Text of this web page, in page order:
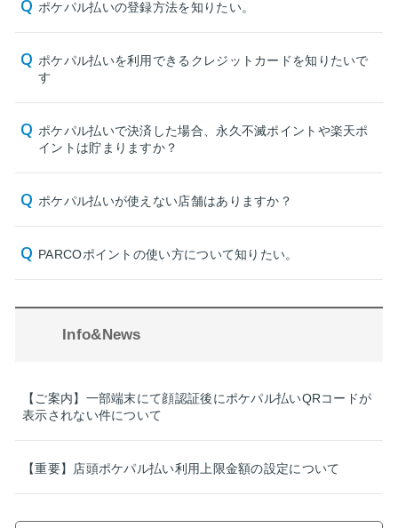
ポケパル払いの登録方法を知りたい。
ポケパル払いを利用できるクレジットカードを知りたいで
す
ポケパル払いで決済した場合、永久不滅ポイントや楽天ポ
イントは貯まりますか？
ポケパル払いが使えない店舗はありますか？
PARCOポイントの使い方について知りたい。
Info&News
【ご案内】一部端末にて顔認証後にポケパル払いQRコードが
表示されない件について
【重要】店頭ポケパル払い利用上限金額の設定について